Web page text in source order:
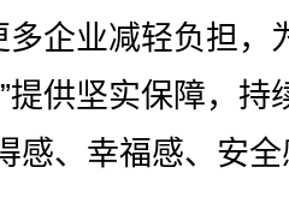
多企业减轻负担，
提供坚实保障，持
感、幸福感、安